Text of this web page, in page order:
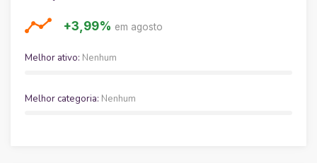
+3,99% em agosto
Melhor ativo: Nenhum
Melhor categoria: Nenhum